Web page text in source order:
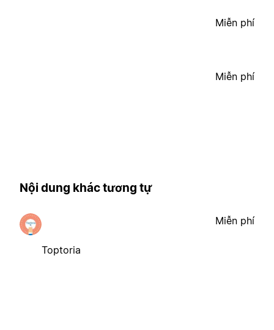
Miễn phí
Miễn phí
Nội dung khác tương tự
Toptoria
Miễn phí